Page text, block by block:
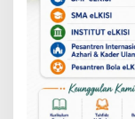
E
m
o
s
i